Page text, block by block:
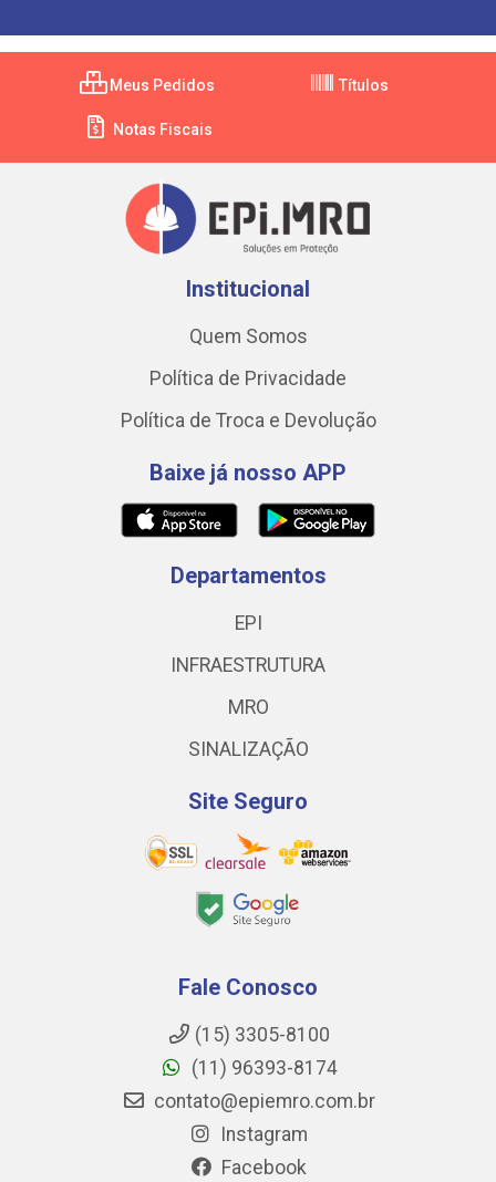
Meus Pedidos Títulos
Notas Fiscais
Institucional
Quem Somos
Política de Privacidade
Política de Troca e Devolução
Baixe já nosso APP
Departamentos
EPI
INFRAESTRUTURA
MRO
SINALIZAÇÃO
Site Seguro
Fale Conosco
(15) 3305-8100
(11) 96393-8174
contato@epiemro.com.br
Instagram
Facebook